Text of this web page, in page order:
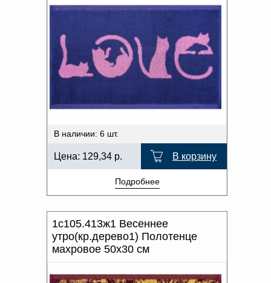
В наличии: 6 шт.
Цена: 129,34 р. В корзину
Подробнее
1с105.413ж1 Весеннее
утро(кр.дерево1) Полотенце
махровое 50х30 см